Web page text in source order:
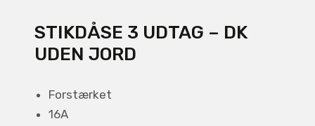
STIKDÅSE 3 UDTAG – DK
UDEN JORD
Forstærket
16A